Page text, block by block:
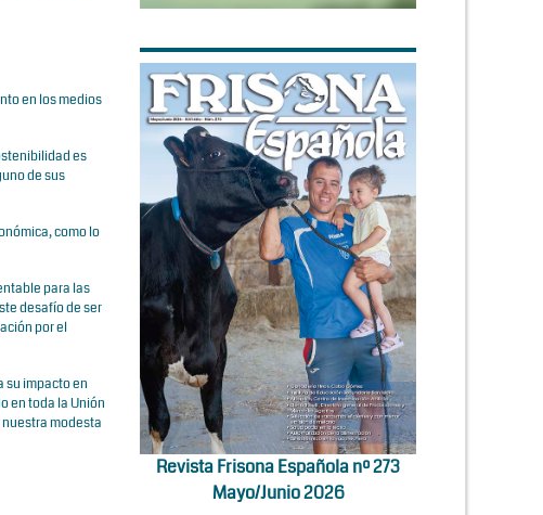
en los medios
es
de sus
como lo
para las
desafío de ser
por el
su impacto en
en toda la Unión
modesta
Revista Frisona Española nº 273
Mayo/Junio 2026